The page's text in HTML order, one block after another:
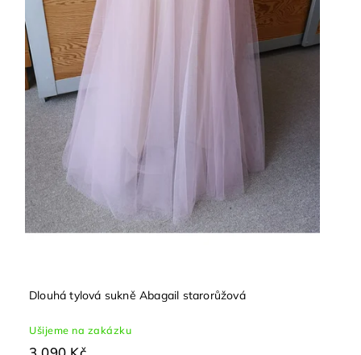
Dlouhá tylová sukně Abagail starorůžová
Ušijeme na zakázku